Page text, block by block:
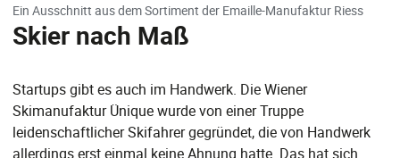
Ein Ausschnitt aus dem Sortiment der Emaille-Manufaktur Riess
Skier nach Maß
Startups gibt es auch im Handwerk. Die Wiener
Skimanufaktur Ünique wurde von einer Truppe
leidenschaftlicher Skifahrer gegründet, die von Handwerk
allerdings erst einmal keine Ahnung hatte. Das hat sich